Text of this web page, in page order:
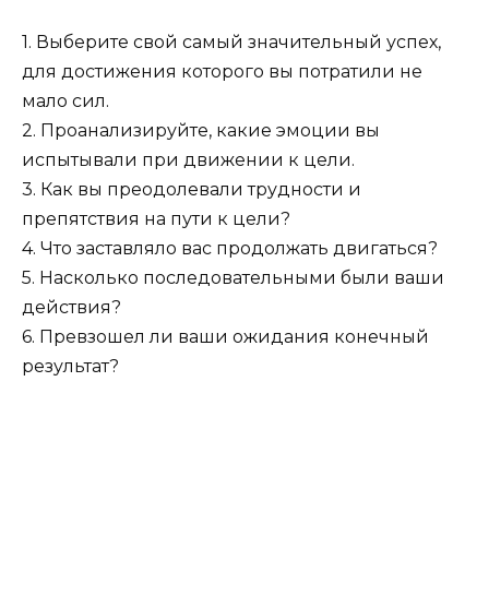
1. Выберите свой самый значительный успех,
для достижения которого вы потратили не
мало сил.
2. Проанализируйте, какие эмоции вы
испытывали при движении к цели.
3. Как вы преодолевали трудности и
препятствия на пути к цели?
4. Что заставляло вас продолжать двигаться?
5. Насколько последовательными были ваши
действия?
6. Превзошел ли ваши ожидания конечный
результат?